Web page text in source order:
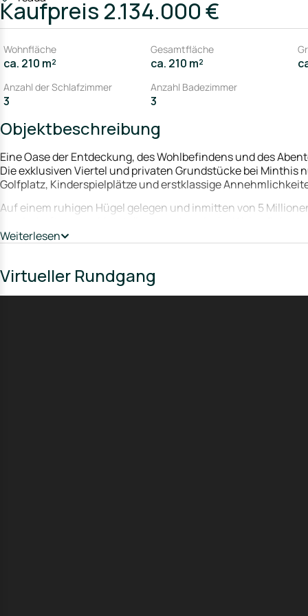
Kaufpreis 2.134.000 €
Wohnfläche
ca. 210 m²
Gesamtfläche
ca. 210 m²
Anzahl der Schlafzimmer
3
Anzahl Badezimmer
3
Objektbeschreibung
Eine Oase der Entdeckung, des Wohlbefindens und des
Die exklusiven Viertel und privaten Grundstücke bei Minthis
Golfplatz, Kinderspielplätze und erstklassige
Auf einem ruhigen Hügel gelegen und inmitten von 5
Die wegweisende Architektur, inspiriert von lokalen
Hochwertiges Design, das ein starkes Gemeinschaftsgefühl
Bestandteil der gemeinsamen Vision zwischen dem
Architekten von Woods Bagot.
Weiterlesen
Virtueller Rundgang